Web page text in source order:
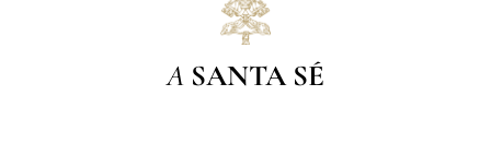
A SANTA SÉ